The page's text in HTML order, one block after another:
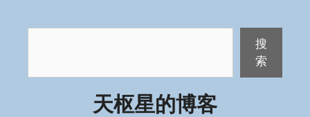
搜
索
天枢星的博客